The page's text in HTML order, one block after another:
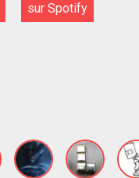
sur Spotify